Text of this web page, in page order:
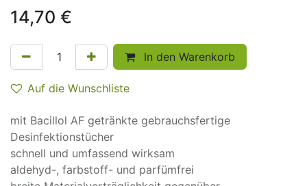
14,70 €
In den Warenkorb
Auf die Wunschliste
mit Bacillol AF getränkte gebrauchsfertige
Desinfektionstücher
schnell und umfassend wirksam
aldehyd-, farbstoff- und parfümfrei